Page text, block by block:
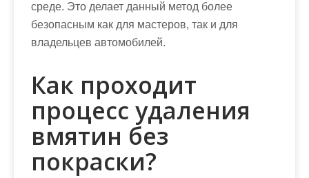
среде. Это делает данный метод более
безопасным как для мастеров, так и для
владельцев автомобилей.
Как проходит
процесс удаления
вмятин без
покраски?